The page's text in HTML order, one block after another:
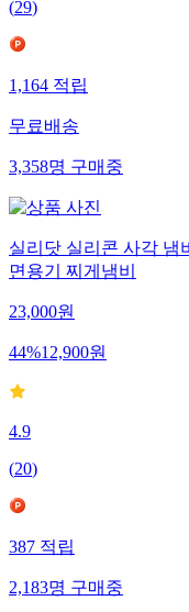
(29)
1,164적립
무료배송
3,358명구매중
실리닷 실리콘 사각 냄
면용기 찌게냄비
23,000원
44%12,900원
4.9
(20)
387적립
2,183명구매중